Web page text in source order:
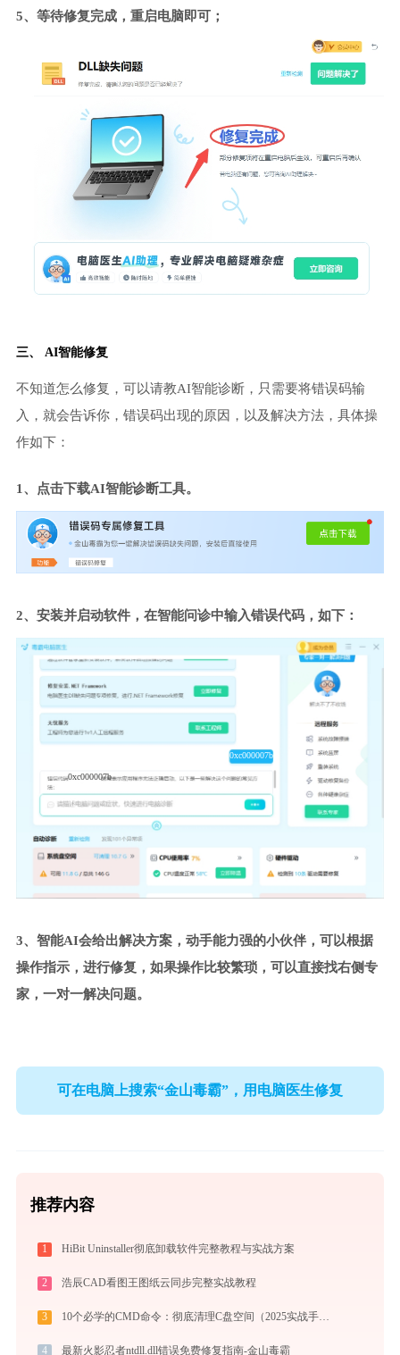
5、等待修复完成，重启电脑即可；
三、 AI智能修复
不知道怎么修复，可以请教AI智能诊断，只需要将错误码输
入，就会告诉你，错误码出现的原因，以及解决方法，具体操
作如下：
1、点击下载AI智能诊断工具。
2、安装并启动软件，在智能问诊中输入错误代码，如下：
0xc000007b
0xc000007b
3、智能AI会给出解决方案，动手能力强的小伙伴，可以根据
操作指示，进行修复，如果操作比较繁琐，可以直接找右侧专
家，一对一解决问题。
可在电脑上搜索“金山毒霸”，用电脑医生修复
推荐内容
1 HiBit Uninstaller彻底卸载软件完整教程与实战方案
2 浩辰CAD看图王图纸云同步完整实战教程
3 10个必学的CMD命令：彻底清理C盘空间（2025实战手册）
4 最新火影忍者ntdll.dll错误免费修复指南-金山毒霸